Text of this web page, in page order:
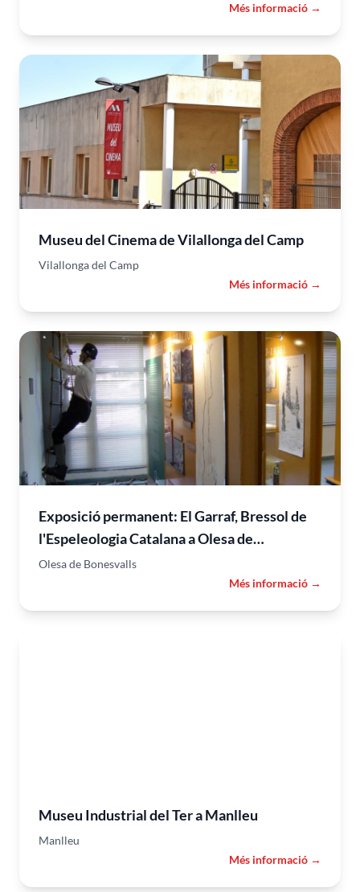
Més informació →
Museu del Cinema de Vilallonga del Camp
Vilallonga del Camp
Més informació →
Exposició permanent: El Garraf, Bressol de
l'Espeleologia Catalana a Olesa de
Bonesvalls
Olesa de Bonesvalls
Més informació →
Museu Industrial del Ter a Manlleu
Manlleu
Més informació →